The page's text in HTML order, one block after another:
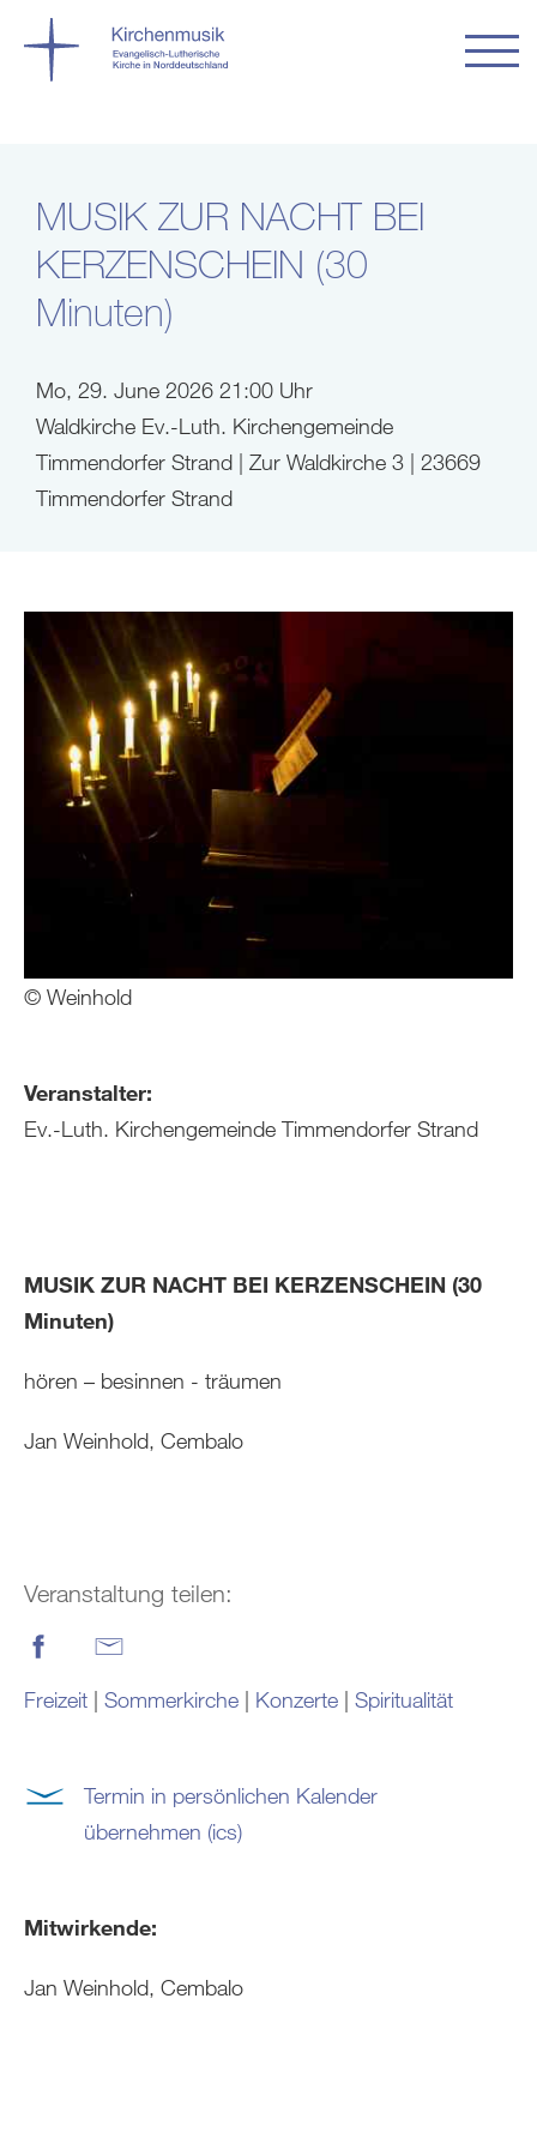
MUSIK ZUR NACHT BEI
KERZENSCHEIN (30
Minuten)
Mo, 29. June 2026 21:00 Uhr
Waldkirche Ev.-Luth. Kirchengemeinde
Timmendorfer Strand | Zur Waldkirche 3 | 23669
Timmendorfer Strand
© Weinhold
Veranstalter:
Ev.-Luth. Kirchengemeinde Timmendorfer Strand
MUSIK ZUR NACHT BEI KERZENSCHEIN (30
Minuten)
hören – besinnen - träumen
Jan Weinhold, Cembalo
Veranstaltung teilen:
Freizeit | Sommerkirche | Konzerte | Spiritualität
Termin in persönlichen Kalender
übernehmen (ics)
Mitwirkende:
Jan Weinhold, Cembalo